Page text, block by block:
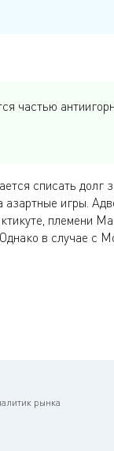
частью
списать долг
игры.
племени
в случае с
рынка